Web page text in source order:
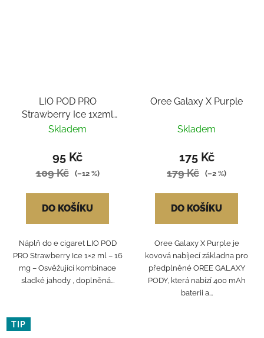
LIO POD PRO
Strawberry Ice 1x2ml
16mg
Skladem
95 Kč
109 Kč (–12 %)
DO KOŠÍKU
Náplň do e cigaret LIO POD
PRO Strawberry Ice 1×2 ml – 16
mg – Osvěžující kombinace
sladké jahody , doplněná...
Oree Galaxy X Purple
Skladem
175 Kč
179 Kč (–2 %)
DO KOŠÍKU
Oree Galaxy X Purple je
kovová nabíjecí základna pro
předplněné OREE GALAXY
PODY, která nabízí 400 mAh
baterii a...
TIP